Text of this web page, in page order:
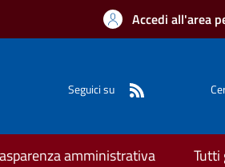
Accedi all'area
Seguici su
amministrativa Tutti